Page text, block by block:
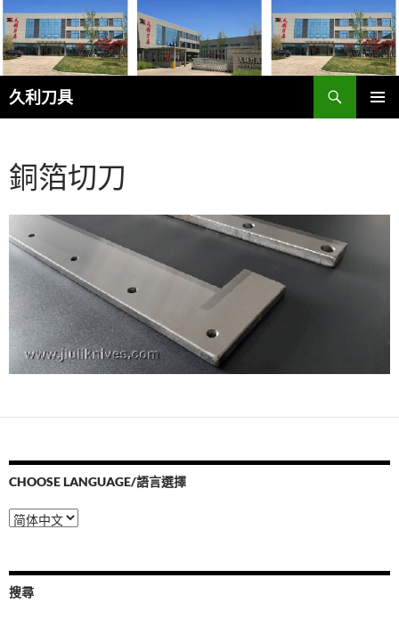
跳
至
主
要
內
容
久利刀具
搜
尋
銅箔切刀
CHOOSE LANGUAGE/語言選擇
Choose
Language/
選
擇
搜尋